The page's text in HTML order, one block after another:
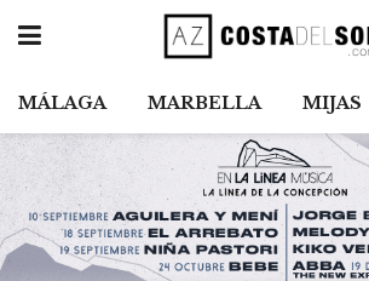
MÁLAGA MARBELLA MIJAS